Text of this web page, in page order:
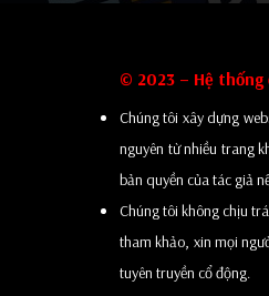
© 2023 – Hệ thống
Chúng tôi xây dựng
nguyên từ nhiều trang
bản quyền của tác giả
Chúng tôi không chịu
tham khảo, xin mọi
tuyên truyền cổ động.